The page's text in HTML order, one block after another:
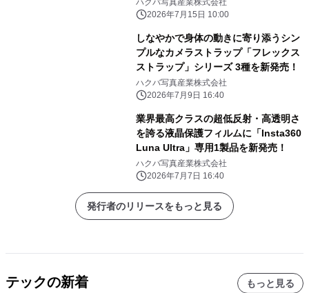
ハクバ写真産業株式会社
2026年7月15日 10:00
しなやかで身体の動きに寄り添うシン
プルなカメラストラップ「フレックス
ストラップ」シリーズ 3種を新発売！
ハクバ写真産業株式会社
2026年7月9日 16:40
業界最高クラスの超低反射・高透明さ
を誇る液晶保護フィルムに「Insta360
Luna Ultra」専用1製品を新発売！
ハクバ写真産業株式会社
2026年7月7日 16:40
発行者のリリースをもっと見る
テックの新着 もっと見る